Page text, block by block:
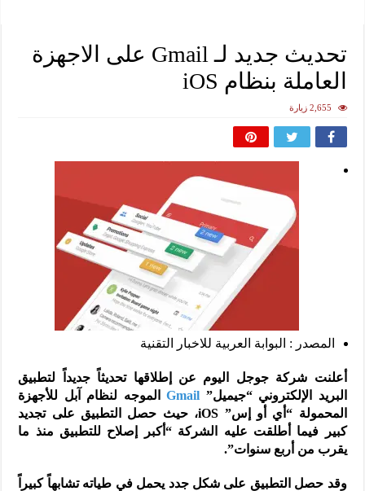
تحديث جديد لـ Gmail على الاجهزة
العاملة بنظام iOS
2,655 زيارة
المصدر : البوابة العربية للاخبار التقنية
أعلنت شركة جوجل اليوم عن إطلاقها تحديثاً جديداً لتطبيق
البريد الإلكتروني “جيميل” Gmailالموجه لنظام آبل للأجهزة
المحمولة “أي أو إس” iOS، حيث حصل التطبيق على تجديد
كبير فيما أطلقت عليه الشركة “أكبر إصلاح للتطبيق منذ ما
يقرب من أربع سنوات”.
وقد حصل التطبيق على شكل جدد يحمل في طياته تشابهاً كبيراً